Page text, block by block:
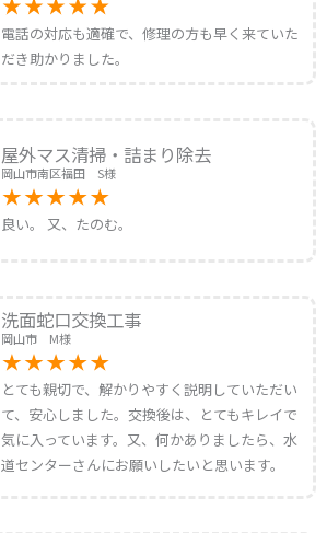
電話の対応も適確で、修理の方も早く来ていた
だき助かりました。
屋外マス清掃・詰まり除去
岡山市南区福田 S様
良い。 又、たのむ。
洗面蛇口交換工事
岡山市 M様
とても親切で、解かりやすく説明していただい
て、安心しました。交換後は、とてもキレイで
気に入っています。又、何かありましたら、水
道センターさんにお願いしたいと思います。